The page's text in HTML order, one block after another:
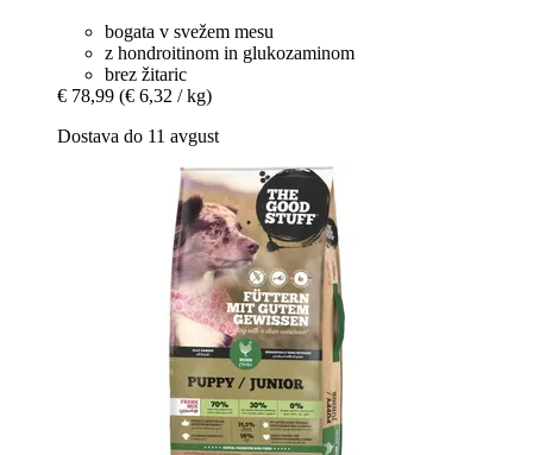
bogata v svežem mesu
z hondroitinom in glukozaminom
brez žitaric
€ 78,99 (€ 6,32 / kg)
Dostava do 11 avgust